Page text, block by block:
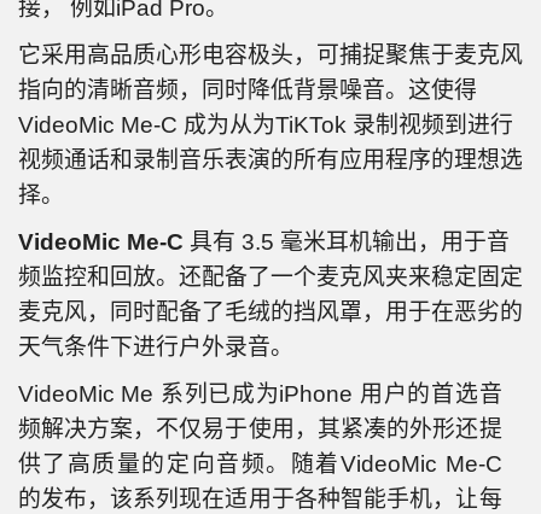
接， 例如iPad Pro。
它采用高品质心形电容极头，可捕捉聚焦于麦克风
指向的清晰音频，同时降低背景噪音。这使得
VideoMic Me-C 成为从为TiKTok 录制视频到进行
视频通话和录制音乐表演的所有应用程序的理想选
择。
VideoMic Me-C 具有 3.5 毫米耳机输出，用于音
频监控和回放。还配备了一个麦克风夹来稳定固定
麦克风，同时配备了毛绒的挡风罩，用于在恶劣的
天气条件下进行户外录音。
VideoMic Me 系列已成为iPhone 用户的首选音
频解决方案，不仅易于使用，其紧凑的外形还提
供了高质量的定向音频。随着VideoMic Me-C
的发布，该系列现在适用于各种智能手机，让每